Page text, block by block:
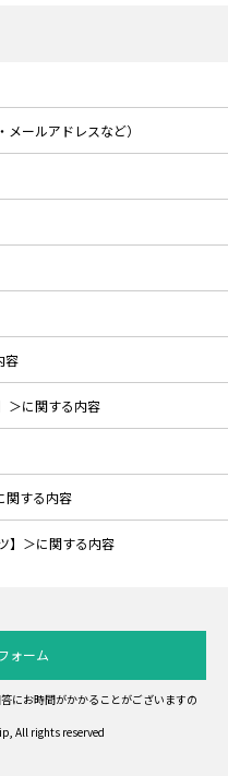
メールアドレスなど）
容
＞に関する内容
関する内容
】＞に関する内容
ォーム
にお時間がかかることがございますの
All rights reserved